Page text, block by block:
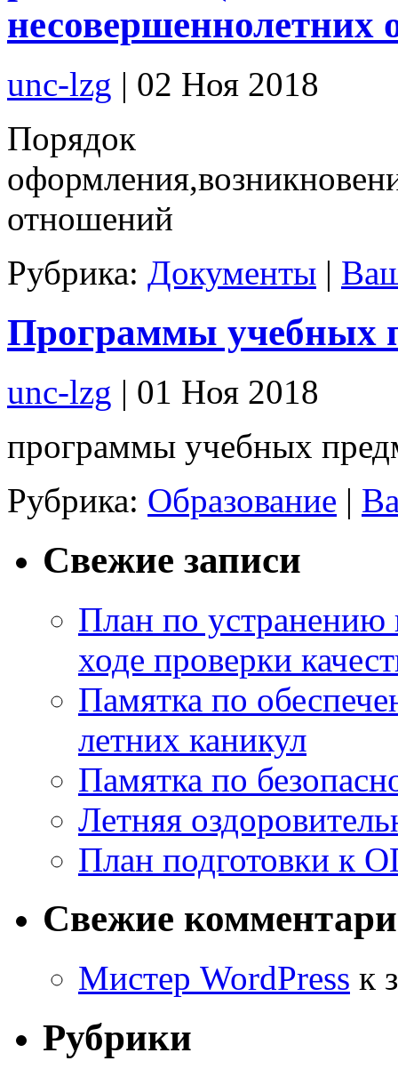
несовершеннолетних
unc-lzg | 02 Ноя 2018
Порядок
отношений
Рубрика: Документы |
Программы учебных
unc-lzg | 01 Ноя 2018
программы учебных
Рубрика: Образование |
Свежие записи
План по устранению
ходе проверки
Памятка по
летних каникул
Памятка по
Летняя
План подготовки к
Свежие
Мистер WordPress к
Рубрики